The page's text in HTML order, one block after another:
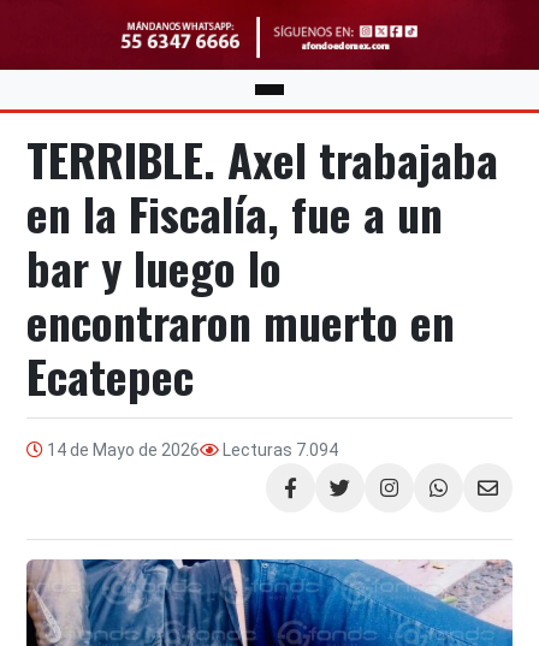
TERRIBLE. Axel trabajaba
en la Fiscalía, fue a un
bar y luego lo
encontraron muerto en
Ecatepec
14 de Mayo de 2026 Lecturas 7.094
Compartir